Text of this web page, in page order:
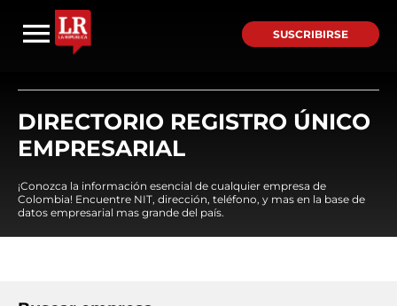
SUSCRIBIRSE
DIRECTORIO REGISTRO ÚNICO
EMPRESARIAL
¡Conozca la información esencial de cualquier empresa de
Colombia! Encuentre NIT, dirección, teléfono, y mas en la base de
datos empresarial mas grande del país.